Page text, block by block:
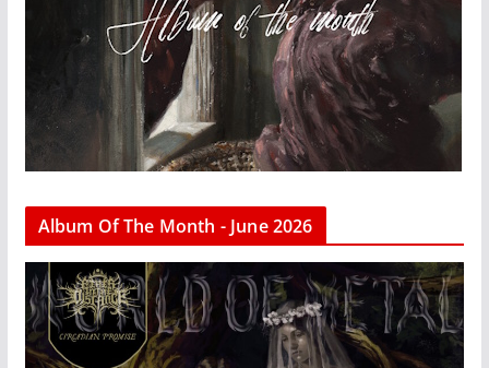
Album Of The Month - June 2026